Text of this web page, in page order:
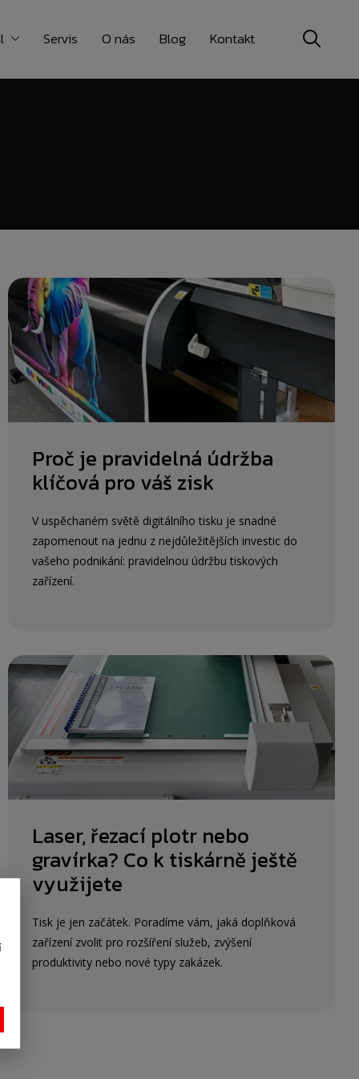
Servis O nás Blog Kontakt
Proč je pravidelná údržba
klíčová pro váš zisk
V uspěchaném světě digitálního tisku je snadné
zapomenout na jednu z nejdůležitějších investic do
vašeho podnikání: pravidelnou údržbu tiskových
zařízení.
Laser, řezací plotr nebo
gravírka? Co k tiskárně ještě
využijete
Tisk je jen začátek. Poradíme vám, jaká doplňková
zařízení zvolit pro rozšíření služeb, zvýšení
produktivity nebo nové typy zakázek.